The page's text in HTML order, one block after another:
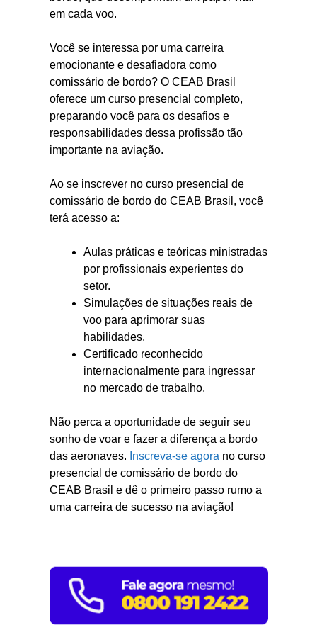
em cada voo.
Você se interessa por uma carreira
emocionante e desafiadora como
comissário de bordo? O CEAB Brasil
oferece um curso presencial completo,
preparando você para os desafios e
responsabilidades dessa profissão tão
importante na aviação.
Ao se inscrever no curso presencial de
comissário de bordo do CEAB Brasil, você
terá acesso a:
Aulas práticas e teóricas ministradas
por profissionais experientes do
setor.
Simulações de situações reais de
voo para aprimorar suas
habilidades.
Certificado reconhecido
internacionalmente para ingressar
no mercado de trabalho.
Não perca a oportunidade de seguir seu
sonho de voar e fazer a diferença a bordo
das aeronaves. Inscreva-se agora no curso
presencial de comissário de bordo do
CEAB Brasil e dê o primeiro passo rumo a
uma carreira de sucesso na aviação!